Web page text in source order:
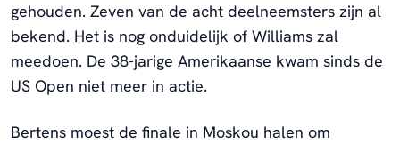
gehouden. Zeven van de acht deelneemsters zijn al
bekend. Het is nog onduidelijk of Williams zal
meedoen. De 38-jarige Amerikaanse kwam sinds de
US Open niet meer in actie.
Bertens moest de finale in Moskou halen om